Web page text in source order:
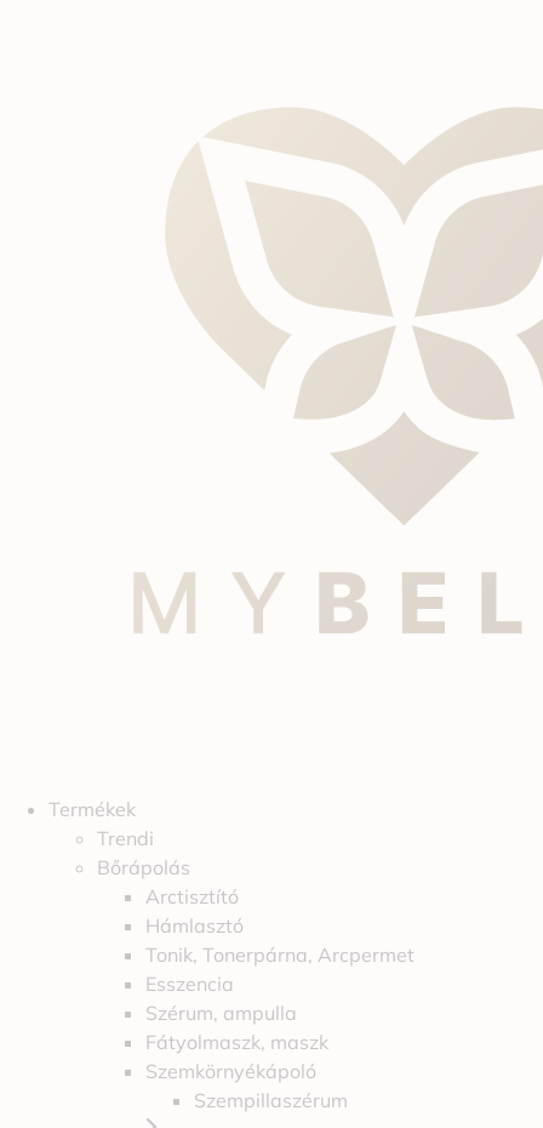
Termékek
Trendi
Bőrápolás
Arctisztító
Hámlasztó
Tonik, Tonerpárna, Arcpermet
Esszencia
Szérum, ampulla
Fátyolmaszk, maszk
Szemkörnyékápoló
Szempillaszérum